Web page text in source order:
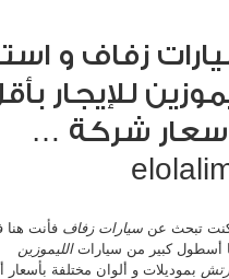
زفاف و
للإيجار
شركة …
كنت تبحث عن سيارات زفاف فأنت هنا
أسطول كبير من سياراتالليموزين
بموديلات و ألوان مختلفة